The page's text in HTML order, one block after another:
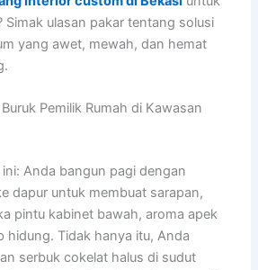
Simak ulasan pakar tentang solusi
yang awet, mewah, dan hemat
Pemilik Rumah di Kawasan
Anda bangun pagi dengan
dapur untuk membuat sarapan,
pintu kabinet bawah, aroma apek
hidung. Tidak hanya itu, Anda
serbuk cokelat halus di sudut